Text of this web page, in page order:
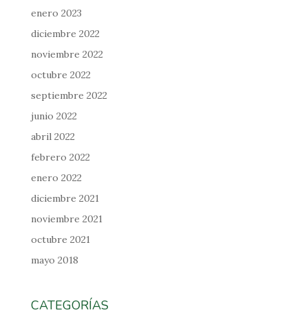
enero 2023
diciembre 2022
noviembre 2022
octubre 2022
septiembre 2022
junio 2022
abril 2022
febrero 2022
enero 2022
diciembre 2021
noviembre 2021
octubre 2021
mayo 2018
CATEGORÍAS